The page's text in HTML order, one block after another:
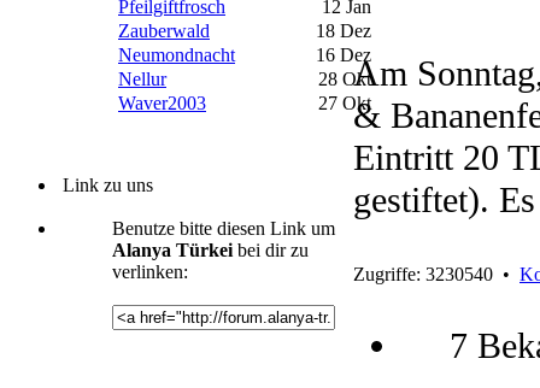
Pfeilgiftfrosch
12 Jan
Zauberwald
18 Dez
Neumondnacht
16 Dez
Nellur
28 Okt
Waver2003
27 Okt
Link zu uns
Benutze bitte diesen Link um
Alanya Türkei bei dir zu
verlinken:
Am
&
Eintritt 20
gestiftet).
Zugriffe: 3230540 •
7